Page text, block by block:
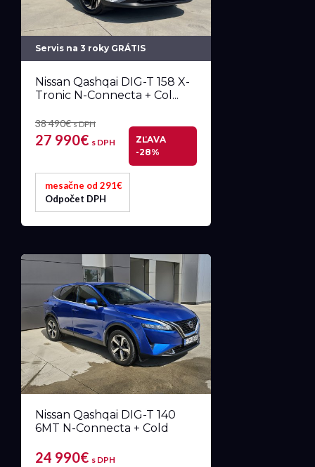
Servis na 3 roky GRÁTIS
Nissan Qashqai DIG-T 158 X-
Tronic N-Connecta + Col...
38 490€s DPH
27 990€ s DPH
ZĽAVA
-28%
mesačne od 291€
Odpočet DPH
Nissan Qashqai DIG-T 140
6MT N-Connecta + Cold
24 990€ s DPH